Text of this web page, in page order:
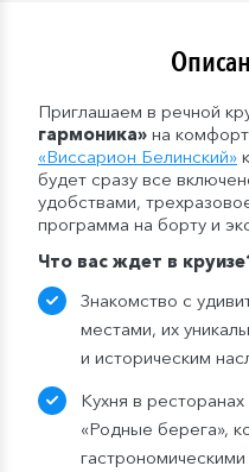
Приглашаем в речной
гармоника» на
«Виссарион Белинский»
будет сразу все
удобствами,
программа на борту и
Что вас ждет в круизе
Знакомство с
местами, их
и историческим
Кухня в
«Родные берега»,